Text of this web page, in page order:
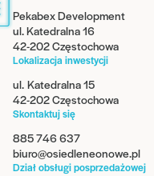
Pekabex Development
ul. Katedralna 16
42-202 Częstochowa
Lokalizacja inwestycji
ul. Katedralna 15
42-202 Częstochowa
Skontaktuj się
885 746 637
biuro@osiedleneonowe.pl
Dział obsługi posprzedażowej